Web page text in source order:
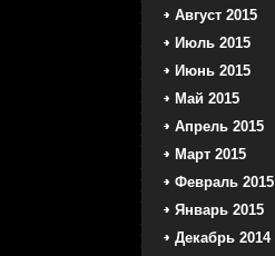
Август 2015
Июль 2015
Июнь 2015
Май 2015
Апрель 2015
Март 2015
Февраль 2015
Январь 2015
Декабрь 2014